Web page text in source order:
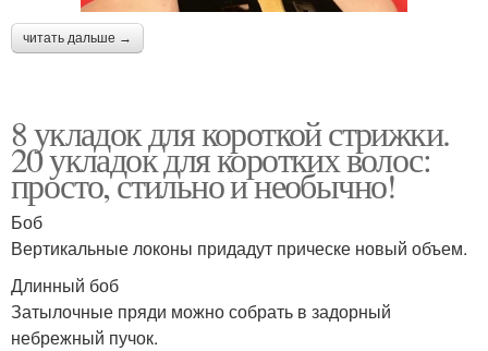
читать дальше →
8 укладок для короткой стрижки.
20 укладок для коротких волос:
просто, стильно и необычно!
Боб
Вертикальные локоны придадут прическе новый объем.
Длинный боб
Затылочные пряди можно собрать в задорный
небрежный пучок.